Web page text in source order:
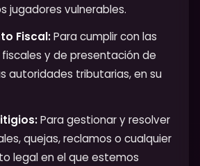
jugadores vulnerables.
Fiscal:Para cumplir con las
y de presentación de
autoridades tributarias, en su
Para gestionar y resolver
quejas, reclamos o cualquier
legal en el que estemos